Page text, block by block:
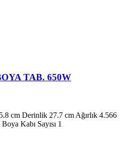
TAB. 650W
cm Derinlik 27.7 cm Ağırlık 4.566
Kabı Sayısı 1